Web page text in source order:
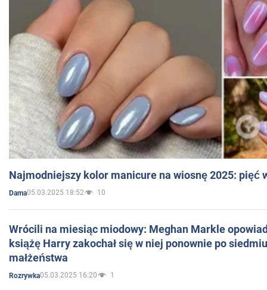
Najmodniejszy kolor manicure na wiosnę 2025: pięć
Dama05.03.2025 18:52 10
Wrócili na miesiąc miodowy: Meghan Markle
książę Harry zakochał się w niej ponownie po
małżeństwa
Rozrywka05.03.2025 16:20 1